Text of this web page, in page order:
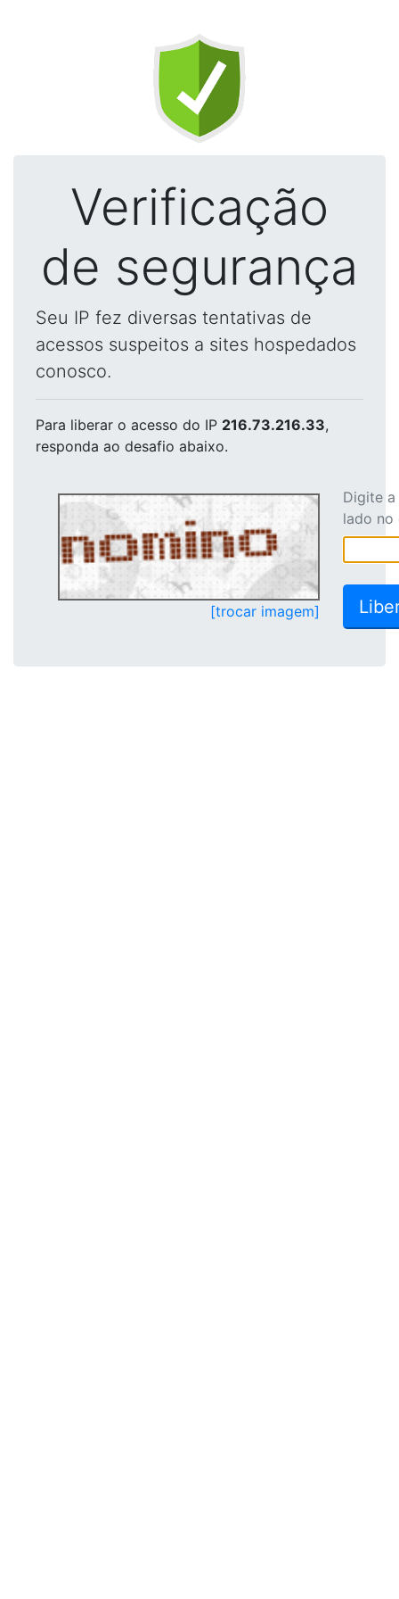
Verificação
de segurança
Seu IP fez diversas tentativas de
acessos suspeitos a sites hospedados
conosco.
Para liberar o acesso do IP 216.73.216.33,
responda ao desafio abaixo.
[trocar imagem]
Digite
lado no